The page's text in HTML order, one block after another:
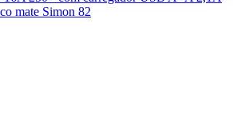
mate Simon 82